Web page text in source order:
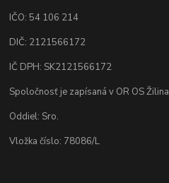
IČO: 54 106 214
DIČ: 2121566172
IČ DPH: SK2121566172
Spoločnosť je zapísaná v OR OS Žilina
Oddiel: Sro.
Vložka číslo: 78086/L